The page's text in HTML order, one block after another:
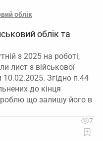
облік
облік та
з 2025 на роботі,
лист з військової
10.02.2025. Згідно п.44
до кінця
що залишу його в
7